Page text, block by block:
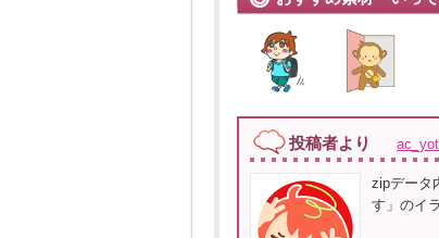
投稿者より
zipデータ
す」のイ